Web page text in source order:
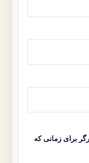
برای زمانی که